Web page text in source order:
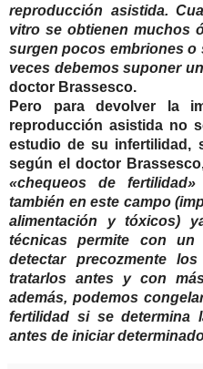
reproducción asistida.
vitro se obtienen muchos
surgen pocos embriones o
veces debemos suponer
doctor Brassesco.
Pero para devolver la
reproducción asistida no
estudio de su infertilidad,
según el doctor
«chequeos de
también en este campo
alimentación y tóxicos)
técnicas permite con un
detectar precozmente
tratarlos antes y con
además, podemos
fertilidad si se determina
antes de iniciar